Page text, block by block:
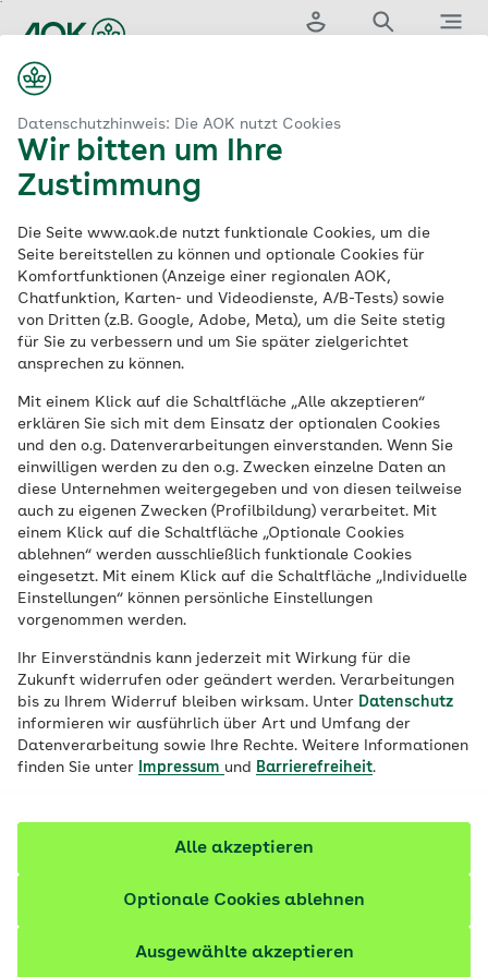
Datenschutzhinweis: Die AOK nutzt Cookies
Wir bitten um Ihre
Zustimmung
Die Seite www.aok.de nutzt funktionale Cookies, um die
Seite bereitstellen zu können und optionale Cookies für
Komfortfunktionen (Anzeige einer regionalen AOK,
Chatfunktion, Karten- und Videodienste, A/B-Tests) sowie
von Dritten (z.B. Google, Adobe, Meta), um die Seite stetig
für Sie zu verbessern und um Sie später zielgerichtet
ansprechen zu können.
Mit einem Klick auf die Schaltfläche „Alle akzeptieren“
erklären Sie sich mit dem Einsatz der optionalen Cookies
und den o.g. Datenverarbeitungen einverstanden. Wenn Sie
einwilligen werden zu den o.g. Zwecken einzelne Daten an
diese Unternehmen weitergegeben und von diesen teilweise
auch zu eigenen Zwecken (Profilbildung) verarbeitet. Mit
einem Klick auf die Schaltfläche „Optionale Cookies
ablehnen“ werden ausschließlich funktionale Cookies
eingesetzt. Mit einem Klick auf die Schaltfläche „Individuelle
Einstellungen“ können persönliche Einstellungen
vorgenommen werden.
Ihr Einverständnis kann jederzeit mit Wirkung für die
Zukunft widerrufen oder geändert werden. Verarbeitungen
bis zu Ihrem Widerruf bleiben wirksam. Unter Datenschutz
informieren wir ausführlich über Art und Umfang der
Datenverarbeitung sowie Ihre Rechte. Weitere Informationen
finden Sie unter
Impressum und Barrierefreiheit.
Ausgewählte akzeptieren
Optionale Cookies ablehnen
Alle akzeptieren
Hauptinhalt
springen
AOK Niedersachsen
in Braunschweig –
Beratung, Kurse &
Services vor Ort
Ihre AOK in Braunschweig – persönlich,
digital und nah für Sie da. Dort können Sie
Termine vereinbaren, Kurse buchen oder
Ihre Anliegen online erledigen.
In der Löwenstadt ganz